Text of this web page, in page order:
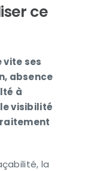
ce
vite ses
absence
à
visibilité
la